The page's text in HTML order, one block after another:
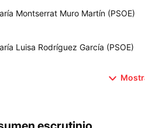
Montserrat Muro Martín (PSOE)
Luisa Rodríguez García (PSOE)